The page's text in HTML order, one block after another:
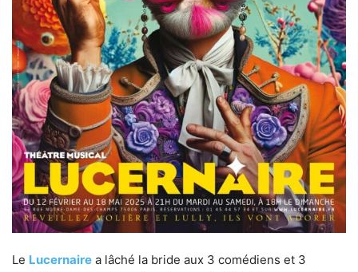
Le Lucernaire a lâché la bride aux 3 comédiens et 3